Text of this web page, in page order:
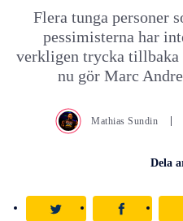
Flera tunga personer
pessimisterna har
verkligen trycka tillbaka
nu gör Marc
Mathias Sundin
Dela